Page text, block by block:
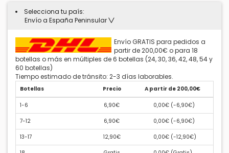
Selecciona tu país:
Envío a España Peninsular
Envío GRATIS para pedidos a
partir de 200,00€ o para 18
botellas o más en múltiples de 6 botellas (24, 30, 36, 42, 48, 54 y
60 botellas)
Tiempo estimado de tránsito: 2-3 días laborables.
Botellas Precio A partir de 200,00€
1-6 6,90€ 0,00€ (-6,90€)
7-12 6,90€ 0,00€ (-6,90€)
13-17 12,90€ 0,00€ (-12,90€)